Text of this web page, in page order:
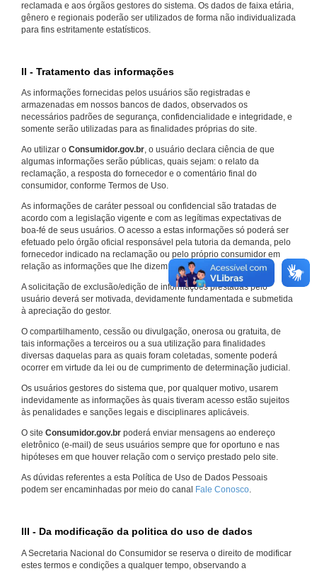
reclamada e aos órgãos gestores do sistema. Os dados de faixa etária,
gênero e regionais poderão ser utilizados de forma não individualizada
para fins estritamente estatísticos.
II - Tratamento das informações
As informações fornecidas pelos usuários são registradas e
armazenadas em nossos bancos de dados, observados os
necessários padrões de segurança, confidencialidade e integridade, e
somente serão utilizadas para as finalidades próprias do site.
Ao utilizar o Consumidor.gov.br, o usuário declara ciência de que
algumas informações serão públicas, quais sejam: o relato da
reclamação, a resposta do fornecedor e o comentário final do
consumidor, conforme Termos de Uso.
As informações de caráter pessoal ou confidencial são tratadas de
acordo com a legislação vigente e com as legítimas expectativas de
boa-fé de seus usuários. O acesso a estas informações só poderá ser
efetuado pelo órgão oficial responsável pela tutoria da demanda, pelo
fornecedor indicado na reclamação ou pelo próprio consumidor em
relação as informações que lhe dizem respeito.
A solicitação de exclusão/edição de informações prestadas pelo
usuário deverá ser motivada, devidamente fundamentada e submetida
à apreciação do gestor.
O compartilhamento, cessão ou divulgação, onerosa ou gratuita, de
tais informações a terceiros ou a sua utilização para finalidades
diversas daquelas para as quais foram coletadas, somente poderá
ocorrer em virtude da lei ou de cumprimento de determinação judicial.
Os usuários gestores do sistema que, por qualquer motivo, usarem
indevidamente as informações às quais tiveram acesso estão sujeitos
às penalidades e sanções legais e disciplinares aplicáveis.
O site Consumidor.gov.br poderá enviar mensagens ao endereço
eletrônico (e-mail) de seus usuários sempre que for oportuno e nas
hipóteses em que houver relação com o serviço prestado pelo site.
As dúvidas referentes a esta Política de Uso de Dados Pessoais
podem ser encaminhadas por meio do canal Fale Conosco.
III - Da modificação da politica do uso de dados
A Secretaria Nacional do Consumidor se reserva o direito de modificar
estes termos e condições a qualquer tempo, observando a